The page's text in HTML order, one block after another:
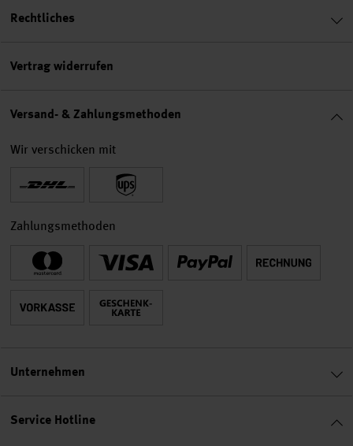
Service Hotline
Rechtliches
Vertrag widerrufen
Versand- & Zahlungsmethoden
Wir verschicken mit
Zahlungsmethoden
Unternehmen